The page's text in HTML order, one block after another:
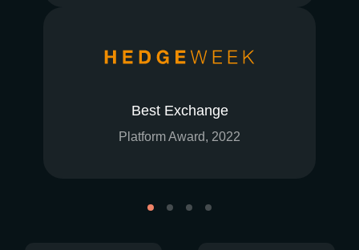
Best Exchange
Platform Award, 2022